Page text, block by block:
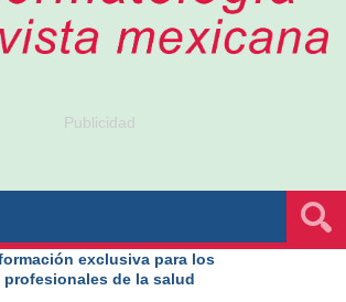
Publicidad
exclusiva para los
profesionales de la salud